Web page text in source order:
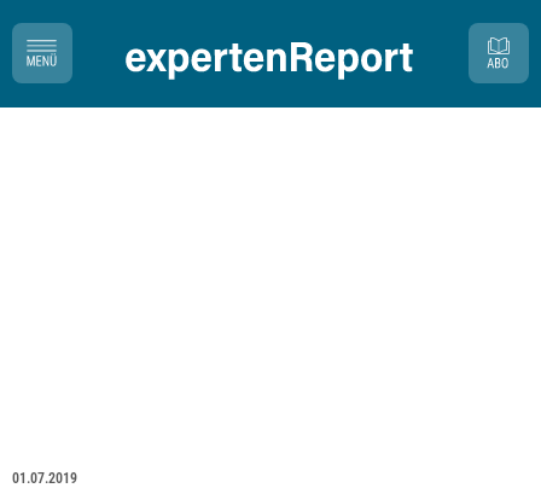
01.07.2019